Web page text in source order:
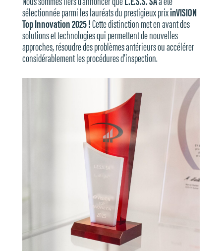
sélectionnée parmi les lauréats du prestigieux prixinVISION
Top Innovation 2025 !Cette distinction met en avant des
solutions et technologies qui permettent de nouvelles
approches, résoudre des problèmes antérieurs ou accélérer
considérablement les procédures d’inspection.